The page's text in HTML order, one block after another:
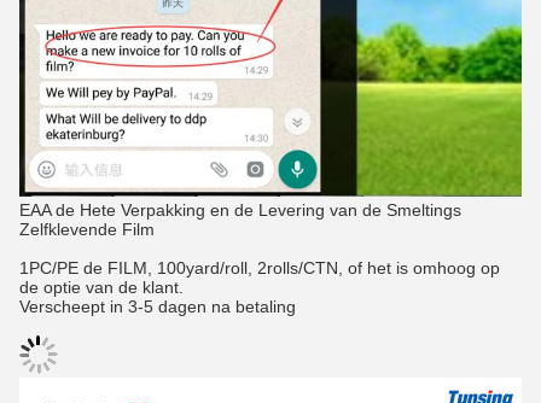
EAA de Hete Verpakking en de Levering van de Smeltings
Zelfklevende Film
1PC/PE de FILM, 100yard/roll, 2rolls/CTN, of het is omhoog op
de optie van de klant.
Verscheept in 3-5 dagen na betaling